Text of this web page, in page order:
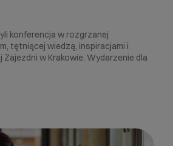
konferencja w rozgrzanej
tętniącej wiedzą, inspiracjami i
w Krakowie. Wydarzenie dla